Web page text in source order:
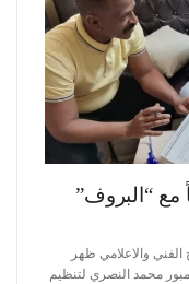
مع “البروف”
والاعلامي ظهر
محمد النصري لتنظيم